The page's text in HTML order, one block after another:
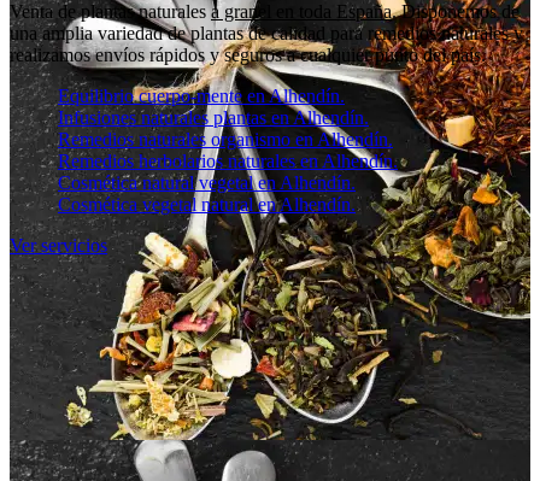
Venta de plantas naturalesa granel en toda España. Disponemos de
una amplia variedad de plantas de calidad para remedios naturales y
realizamos envíos rápidos y seguros a cualquier punto del país.
Equilibrio cuerpo-mente en Alhendín.
Infusiones naturales plantas en Alhendín.
Remedios naturales organismo en Alhendín.
Remedios herbolarios naturales en Alhendín.
Cosmética natural vegetal en Alhendín.
Cosmética vegetal natural en Alhendín.
Ver servicios